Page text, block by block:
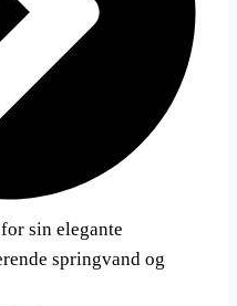
sin elegante
springvand og